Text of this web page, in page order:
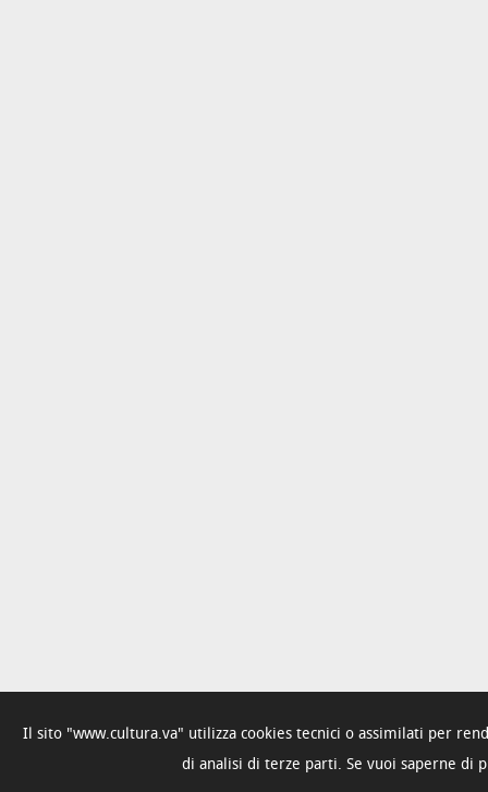
Il sito "www.cultura.va" utilizza cookies tecnici o assimilati per
di analisi di terze parti. Se vuoi saperne di